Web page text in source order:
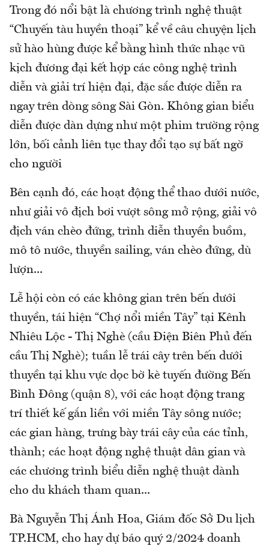
Trong đó nổi bật là chương trình nghệ thuật
“Chuyến tàu huyền thoại” kể về câu chuyện lịch
sử hào hùng được kể bằng hình thức nhạc vũ
kịch đương đại kết hợp các công nghệ trình
diễn và giải trí hiện đại, đặc sắc được diễn ra
ngay trên dòng sông Sài Gòn. Không gian biểu
diễn được dàn dựng như một phim trường rộng
lớn, bối cảnh liên tục thay đổi tạo sự bất ngờ
cho người
Bên cạnh đó, các hoạt động thể thao dưới nước,
như giải vô địch bơi vượt sông mở rộng, giải vô
địch ván chèo đứng, trình diễn thuyền buồm,
mô tô nước, thuyền sailing, ván chèo đứng, dù
lượn...
Lễ hội còn có các không gian trên bến dưới
thuyền, tái hiện “Chợ nổi miền Tây” tại Kênh
Nhiêu Lộc - Thị Nghè (cầu Điện Biên Phủ đến
cầu Thị Nghè); tuần lễ trái cây trên bến dưới
thuyền tại khu vực dọc bờ kè tuyến đường Bến
Bình Đông (quận 8), với các hoạt động trang
trí thiết kế gắn liền với miền Tây sông nước;
các gian hàng, trưng bày trái cây của các tỉnh,
thành; các hoạt động nghệ thuật dân gian và
các chương trình biểu diễn nghệ thuật dành
cho du khách tham quan...
Bà Nguyễn Thị Ánh Hoa, Giám đốc Sở Du lịch
TP.HCM, cho hay dự báo quý 2/2024 doanh